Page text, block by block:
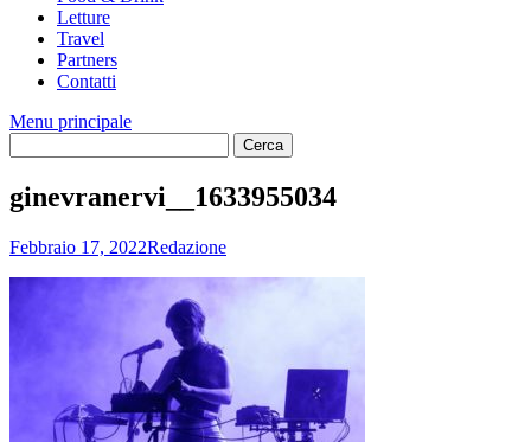
Letture
Travel
Partners
Contatti
Menu principale
ginevranervi__1633955034
Febbraio 17, 2022Redazione